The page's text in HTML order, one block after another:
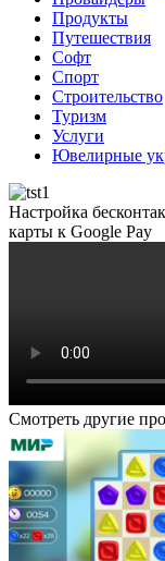
Продукты
Путешествия
Софт
Спорт
Строительство
Туризм
Услуги
Ювелирные
Настройка
карты к Google Pay
Смотреть другие